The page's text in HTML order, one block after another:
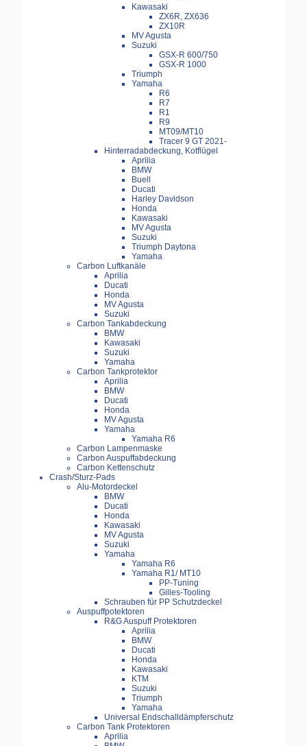
Kawasaki
ZX6R, ZX636
ZX10R
MV Agusta
Suzuki
GSX-R 600/750
GSX-R 1000
Triumph
Yamaha
R6
R7
R1
R9
MT09/MT10
Tracer 9 GT 2021-
Hinterradabdeckung, Kotflügel
Aprilia
BMW
Buell
Ducati
Harley Davidson
Honda
Kawasaki
MV Agusta
Suzuki
Triumph Daytona
Yamaha
Carbon Luftkanäle
Aprilia
Ducati
Honda
MV Agusta
Suzuki
Carbon Tankabdeckung
BMW
Kawasaki
Suzuki
Yamaha
Carbon Tankprotektor
Aprilia
BMW
Ducati
Honda
MV Agusta
Yamaha
Yamaha R6
Carbon Lampenmaske
Carbon Auspuffabdeckung
Carbon Kettenschutz
Crash/Sturz-Pads
Alu-Motordeckel
BMW
Ducati
Honda
Kawasaki
MV Agusta
Suzuki
Yamaha
Yamaha R6
Yamaha R1/ MT10
PP-Tuning
Gilles-Tooling
Schrauben für PP Schutzdeckel
Auspuffpotektoren
R&G Auspuff Protektoren
Aprilia
BMW
Ducati
Honda
Kawasaki
KTM
Suzuki
Triumph
Yamaha
Universal Endschalldämpferschutz
Carbon Tank Protektoren
Aprilia